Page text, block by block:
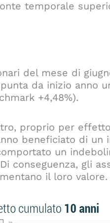
temporale
del mese di
da inizio anno
+4,48%).
proprio per
beneficiato di
un
conseguenza, gli
il loro valore.